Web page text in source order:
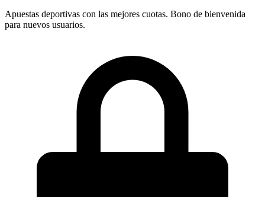
Apuestas deportivas con las mejores cuotas. Bono de bienvenida
para nuevos usuarios.